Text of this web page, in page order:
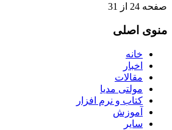
صفحه 24 از 31
منوی اصلی
خانه
اخبار
مقالات
مولتی مدیا
کتاب و نرم افزار
آموزش
سایر